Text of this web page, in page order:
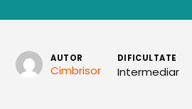
Toate Reţetele
AUTOR
Cimbrisor
DIFICULTATE
Intermediar